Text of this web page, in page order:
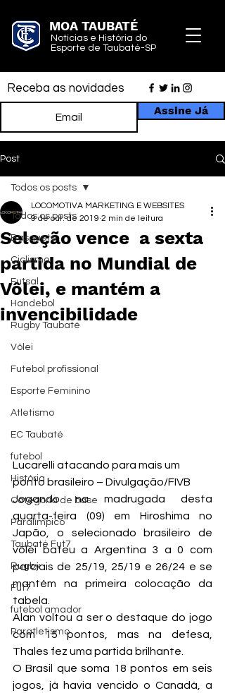
MOA TAUBATÉ
Notícias e História do
Esporte de Taubaté-SP
Receba as novidades
Assine Já
Post
Todos os posts
Basquete
Ciclismo
Futsal
Handebol
Rugby Taubaté
Vôlei
Futebol profissional
Esporte Feminino
Atletismo
EC Taubaté
futebol
História
Categoria de base
Paralímpico
Taubaté Fut7
Rugby
Fut7
futebol amador
Paratletismo
Todos os posts
Seleção vence a sexta
partida no Mundial de
Vôlei, e mantém a
invencibilidade
LOCOMOTIVA MARKETING E WEBSITES
9 de out. de 2019 2 min de leitura
Lucarelli atacando para mais um
ponto brasileiro – Divulgação/FIVB
Jogando na madrugada desta
quarta-feira (09) em Hiroshima no
Japão, o selecionado brasileiro de
vôlei bateu a Argentina 3 a 0 com
parciais de 25/19, 25/19 e 26/24 e se
mantém na primeira colocação da
tabela.
Alan voltou a ser o destaque do jogo
com 15 pontos, mas na defesa,
Thales fez uma partida brilhante.
O Brasil que soma 18 pontos em seis
jogos, já havia vencido o Canadá, a